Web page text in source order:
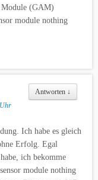
(GAM)
module nothing
Antworten ↓
Ich habe es gleich
Erfolg. Egal
ich bekomme
module nothing